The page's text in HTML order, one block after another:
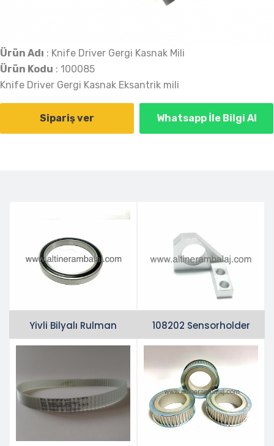
Ürün Adı : Knife Driver Gergi Kasnak Mili
Ürün Kodu : 100085
Knife Driver Gergi Kasnak Eksantrik mili
Sipariş ver Whatsapp İle Bilgi Al
Yivli Bilyalı Rulman 108202 Sensorholder